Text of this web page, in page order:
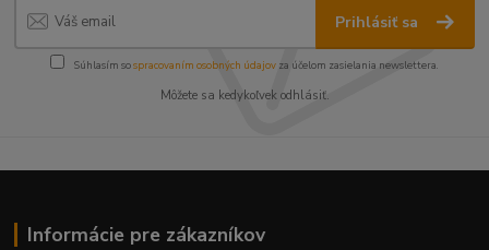
Prihlásiť sa
Súhlasím sospracovaním osobných údajov za účelom zasielania newslettera.
Môžete sa kedykoľvek odhlásiť.
Informácie pre zákazníkov